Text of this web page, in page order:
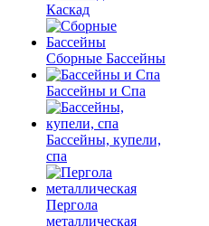
Каскад
Сборные Бассейны
Бассейны и Спа
Бассейны, купели,
спа
Пергола
металлическая